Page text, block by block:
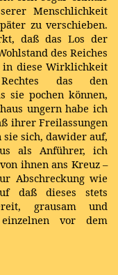
Menschlichkeit
zu verschieben.
daß das Los der
des Reiches
in diese Wirklichkeit
das den
sie pochen können,
ungern habe ich
ihrer Freilassungen
sie sich, dawider auf,
als Anführer, ich
ihnen ans Kreuz –
Abschreckung wie
daß dieses stets
grausam und
vor dem